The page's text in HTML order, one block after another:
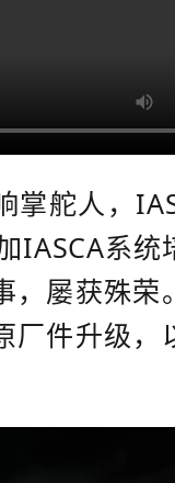
掌舵人，
IASCA系统
，屡获殊荣
厂件升级，